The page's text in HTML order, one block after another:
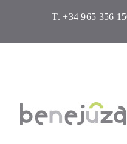
T. +34 965 356